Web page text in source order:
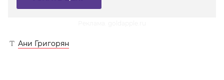
Ани Григорян